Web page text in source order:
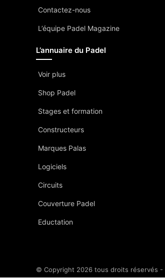
Contactez-nous
L’équipe Padel Magazine
L’annuaire du Padel
Voir plus
Shop Padel
Stages et formation
Constructeurs
Marques Palas
Logiciels
Circuits
Couverture Padel
Eductation
© Copyright 2026 tous droits réservés -